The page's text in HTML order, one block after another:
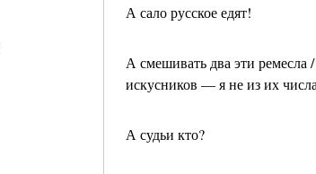
А сало русское едят!
А смешивать два эти ремесла
искусников — я не из их числа
А судьи кто?